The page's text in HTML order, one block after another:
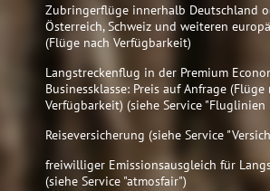
Zubringerflüge innerhalb Deutschland
Österreich, Schweiz und weiteren
(Flüge nach Verfügbarkeit)
Langstreckenflug in der Premium
Businessklasse: Preis auf Anfrage (Flüge
Verfügbarkeit) (siehe Service "Fluglinien
Reiseversicherung (siehe Service
freiwilliger Emissionsausgleich für
(siehe Service "atmosfair")